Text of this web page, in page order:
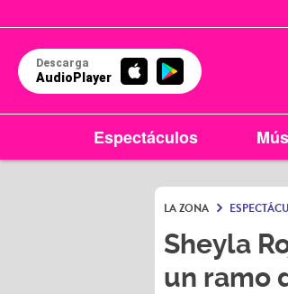
Descarga
AudioPlayer
Espectáculos
LA ZONA
Sheyla
un ramo